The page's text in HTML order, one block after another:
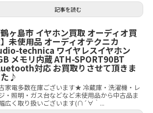
記事を読む
鶴ヶ島市 イヤホン買取 オーディオ買
未使用品 オーディオテクニカ
technica ワイヤレスイヤホン
メモリ内蔵 ATH-SPORT90BT
対応 お買取りさせて頂きま
♪
家電多数在庫ございます★ 冷蔵庫・洗濯機・レ
・照明・ガス台などなど未使用品から中古品ま
広く取り扱いございます(∩´∀｀...